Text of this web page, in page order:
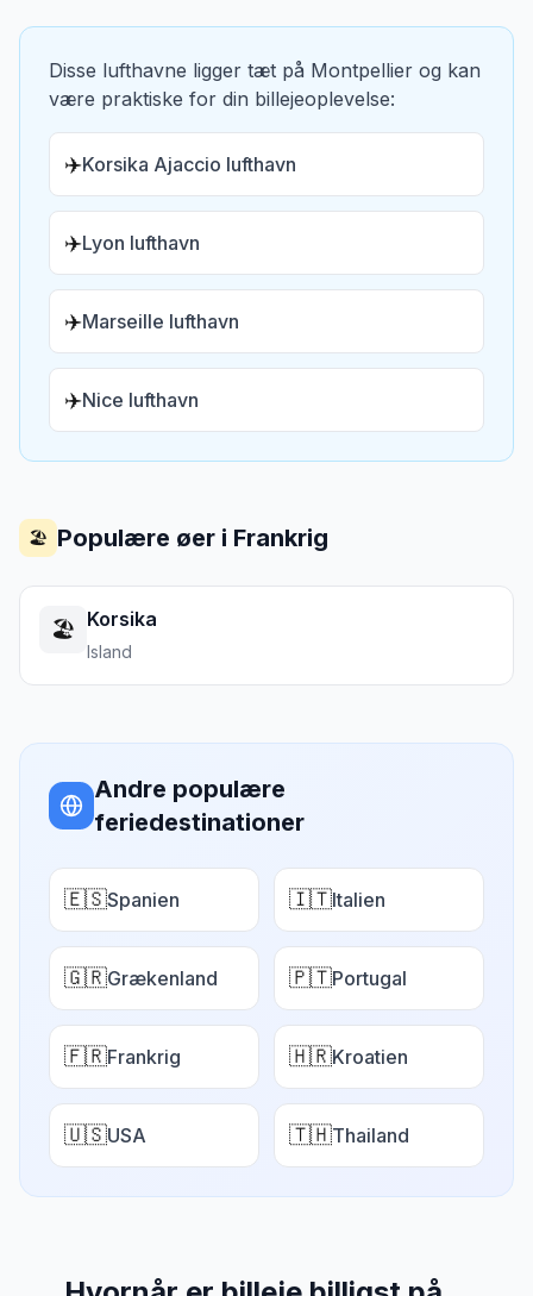
Disse lufthavne ligger tæt på Montpellier og kan
være praktiske for din billejeoplevelse:
✈️Korsika Ajaccio lufthavn
✈️Lyon lufthavn
✈️Marseille lufthavn
✈️Nice lufthavn
🏖️ Populære øer i Frankrig
🏖️ Korsika
Island
Andre populære
feriedestinationer
🇪🇸Spanien 🇮🇹Italien
🇬🇷Grækenland 🇵🇹Portugal
🇫🇷Frankrig 🇭🇷Kroatien
🇺🇸USA 🇹🇭Thailand